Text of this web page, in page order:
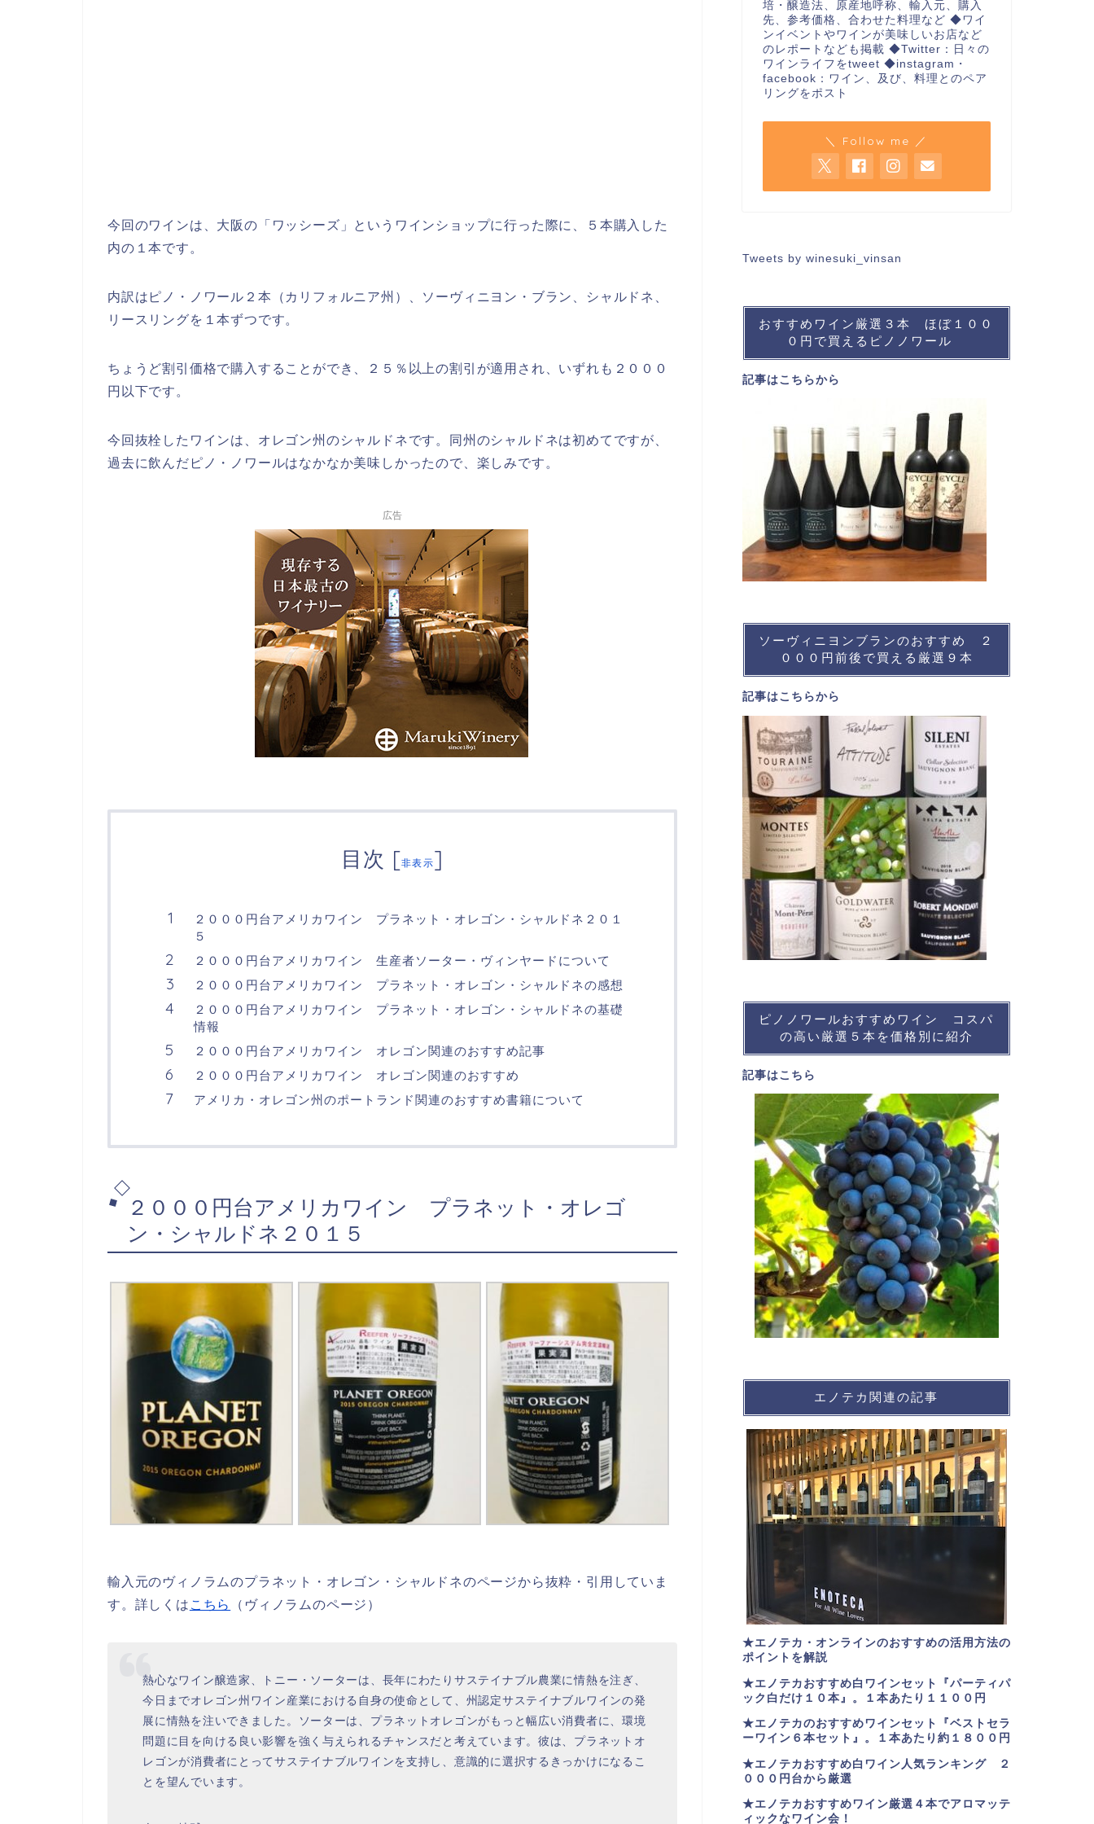
今回のワインは、大阪の「ワッシーズ」というワインショップに行った際に、５本購入した
内の１本です。
内訳はピノ・ノワール２本（カリフォルニア州）、ソーヴィニヨン・ブラン、シャルドネ、
リースリングを１本ずつです。
ちょうど割引価格で購入することができ、２５％以上の割引が適用され、いずれも２０００
円以下です。
今回抜栓したワインは、オレゴン州のシャルドネです。同州のシャルドネは初めてですが、
過去に飲んだピノ・ノワールはなかなか美味しかったので、楽しみです。
広告
目次 [非表示]
２０００円台アメリカワイン プラネット・オレゴン・シャルドネ２０１
５
２０００円台アメリカワイン 生産者ソーター・ヴィンヤードについて
２０００円台アメリカワイン プラネット・オレゴン・シャルドネの感想
２０００円台アメリカワイン プラネット・オレゴン・シャルドネの基礎
情報
２０００円台アメリカワイン オレゴン関連のおすすめ記事
２０００円台アメリカワイン オレゴン関連のおすすめ
アメリカ・オレゴン州のポートランド関連のおすすめ書籍について
２０００円台アメリカワイン プラネット・オレゴ
ン・シャルドネ２０１５
輸入元のヴィノラムのプラネット・オレゴン・シャルドネのページから抜粋・引用していま
す。詳しくは こちら （ヴィノラムのページ）
熱心なワイン醸造家、トニー・ソーターは、長年にわたりサステイナブル農業に情熱を注ぎ、
今日までオレゴン州ワイン産業における自身の使命として、州認定サステイナブルワインの発
展に情熱を注いできました。ソーターは、プラネットオレゴンがもっと幅広い消費者に、環境
問題に目を向ける良い影響を強く与えられるチャンスだと考えています。彼は、プラネットオ
レゴンが消費者にとってサステイナブルワインを支持し、意識的に選択するきっかけになるこ
とを望んでいます。
培・醸造法、原産地呼称、輸入元、購入
先、参考価格、合わせた料理など ◆ワイ
ンイベントやワインが美味しいお店など
のレポートなども掲載 ◆Twitter：日々の
ワインライフをtweet ◆instagram・
facebook：ワイン、及び、料理とのペア
リングをポスト
＼ Follow me ／
Tweets by winesuki_vinsan
おすすめワイン厳選３本 ほぼ１００
０円で買えるピノノワール
記事はこちらから
ソーヴィニヨンブランのおすすめ ２
０００円前後で買える厳選９本
記事はこちらから
ピノノワールおすすめワイン コスパ
の高い厳選５本を価格別に紹介
記事はこちら
エノテカ関連の記事
★エノテカ・オンラインのおすすめの活用方法の
ポイントを解説
★エノテカおすすめ白ワインセット『パーティパ
ック白だけ１０本』。１本あたり１１００円
★エノテカのおすすめワインセット『ベストセラ
ーワイン６本セット』。
１本あたり約１８００円
★エノテカおすすめ白ワイン人気ランキング ２
０００円台から厳選
★エノテカおすすめワイン厳選４本でアロマッテ
ィックなワイン会！